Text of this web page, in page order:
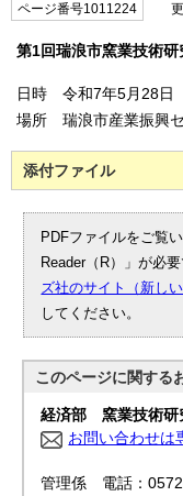
ページ番号1011224 更
第1回瑞浪市窯業技術
日時 令和7年5月28日
場所 瑞浪市産業振興
添付ファイル
PDFファイルをご覧
Reader（R）」が必
ズ社のサイト（新し
してください。
このページに関する
経済部 窯業技術研
お問い合わせは
管理係 電話：